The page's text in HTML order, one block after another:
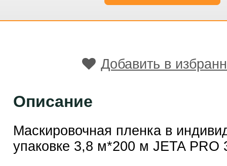
Добавить в
Описание
Маскировочная пленка в
упаковке 3,8 м*200 м JETA PRO